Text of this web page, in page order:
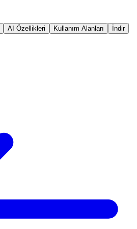
AI Özellikleri Kullanım Alanları İndir